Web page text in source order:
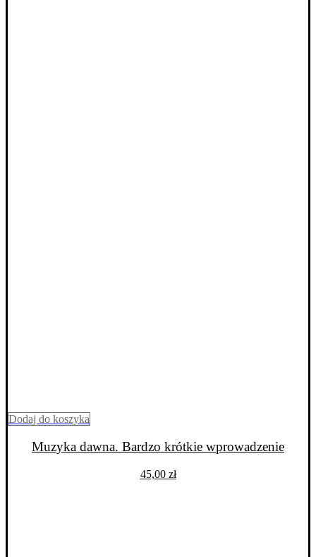
Dodaj do koszyka
Muzyka dawna. Bardzo krótkie wprowadzenie
45,00 zł